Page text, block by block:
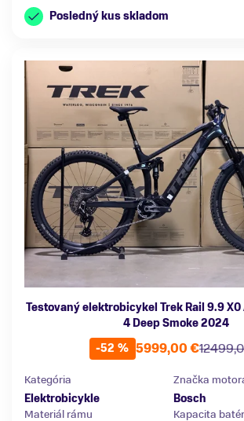
Posledný kus skladom
Testovaný elektrobicykel Trek Rail 9.9 X0
4 Deep Smoke 2024
-52 % 5999,00 €
Kategória
Elektrobicykle
Značka
Bosch
Materiál rámu
Kapacita